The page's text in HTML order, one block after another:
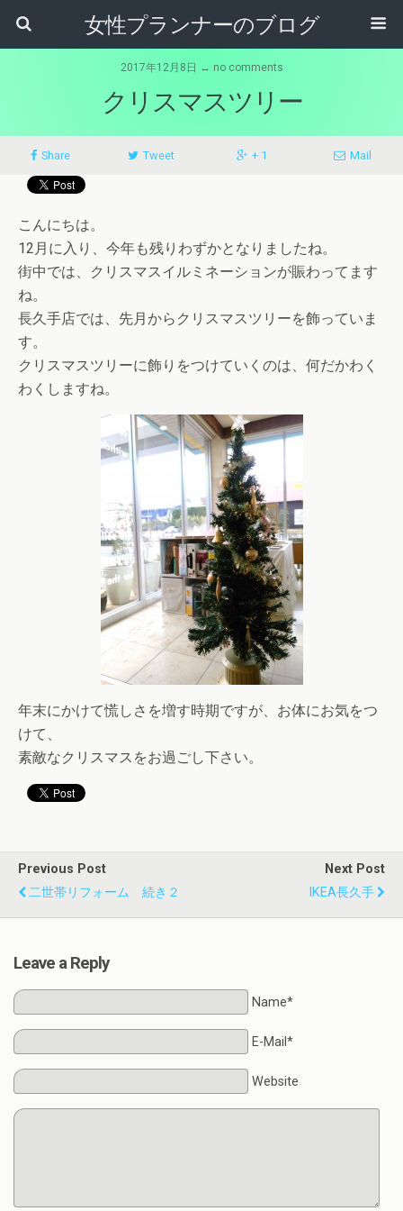
女性プランナーのブログ
2017年12月8日 ↔ no comments
クリスマスツリー
Share Tweet + 1 Mail
こんにちは。
12月に入り、今年も残りわずかとなりましたね。
街中では、クリスマスイルミネーションが賑わってます
ね。
長久手店では、先月からクリスマスツリーを飾っていま
す。
クリスマスツリーに飾りをつけていくのは、何だかわく
わくしますね。
年末にかけて慌しさを増す時期ですが、お体にお気をつ
けて、
素敵なクリスマスをお過ごし下さい。
Previous Post
二世帯リフォーム 続き２
Next Post
IKEA長久手
Leave a Reply
Name*
E-Mail*
Website